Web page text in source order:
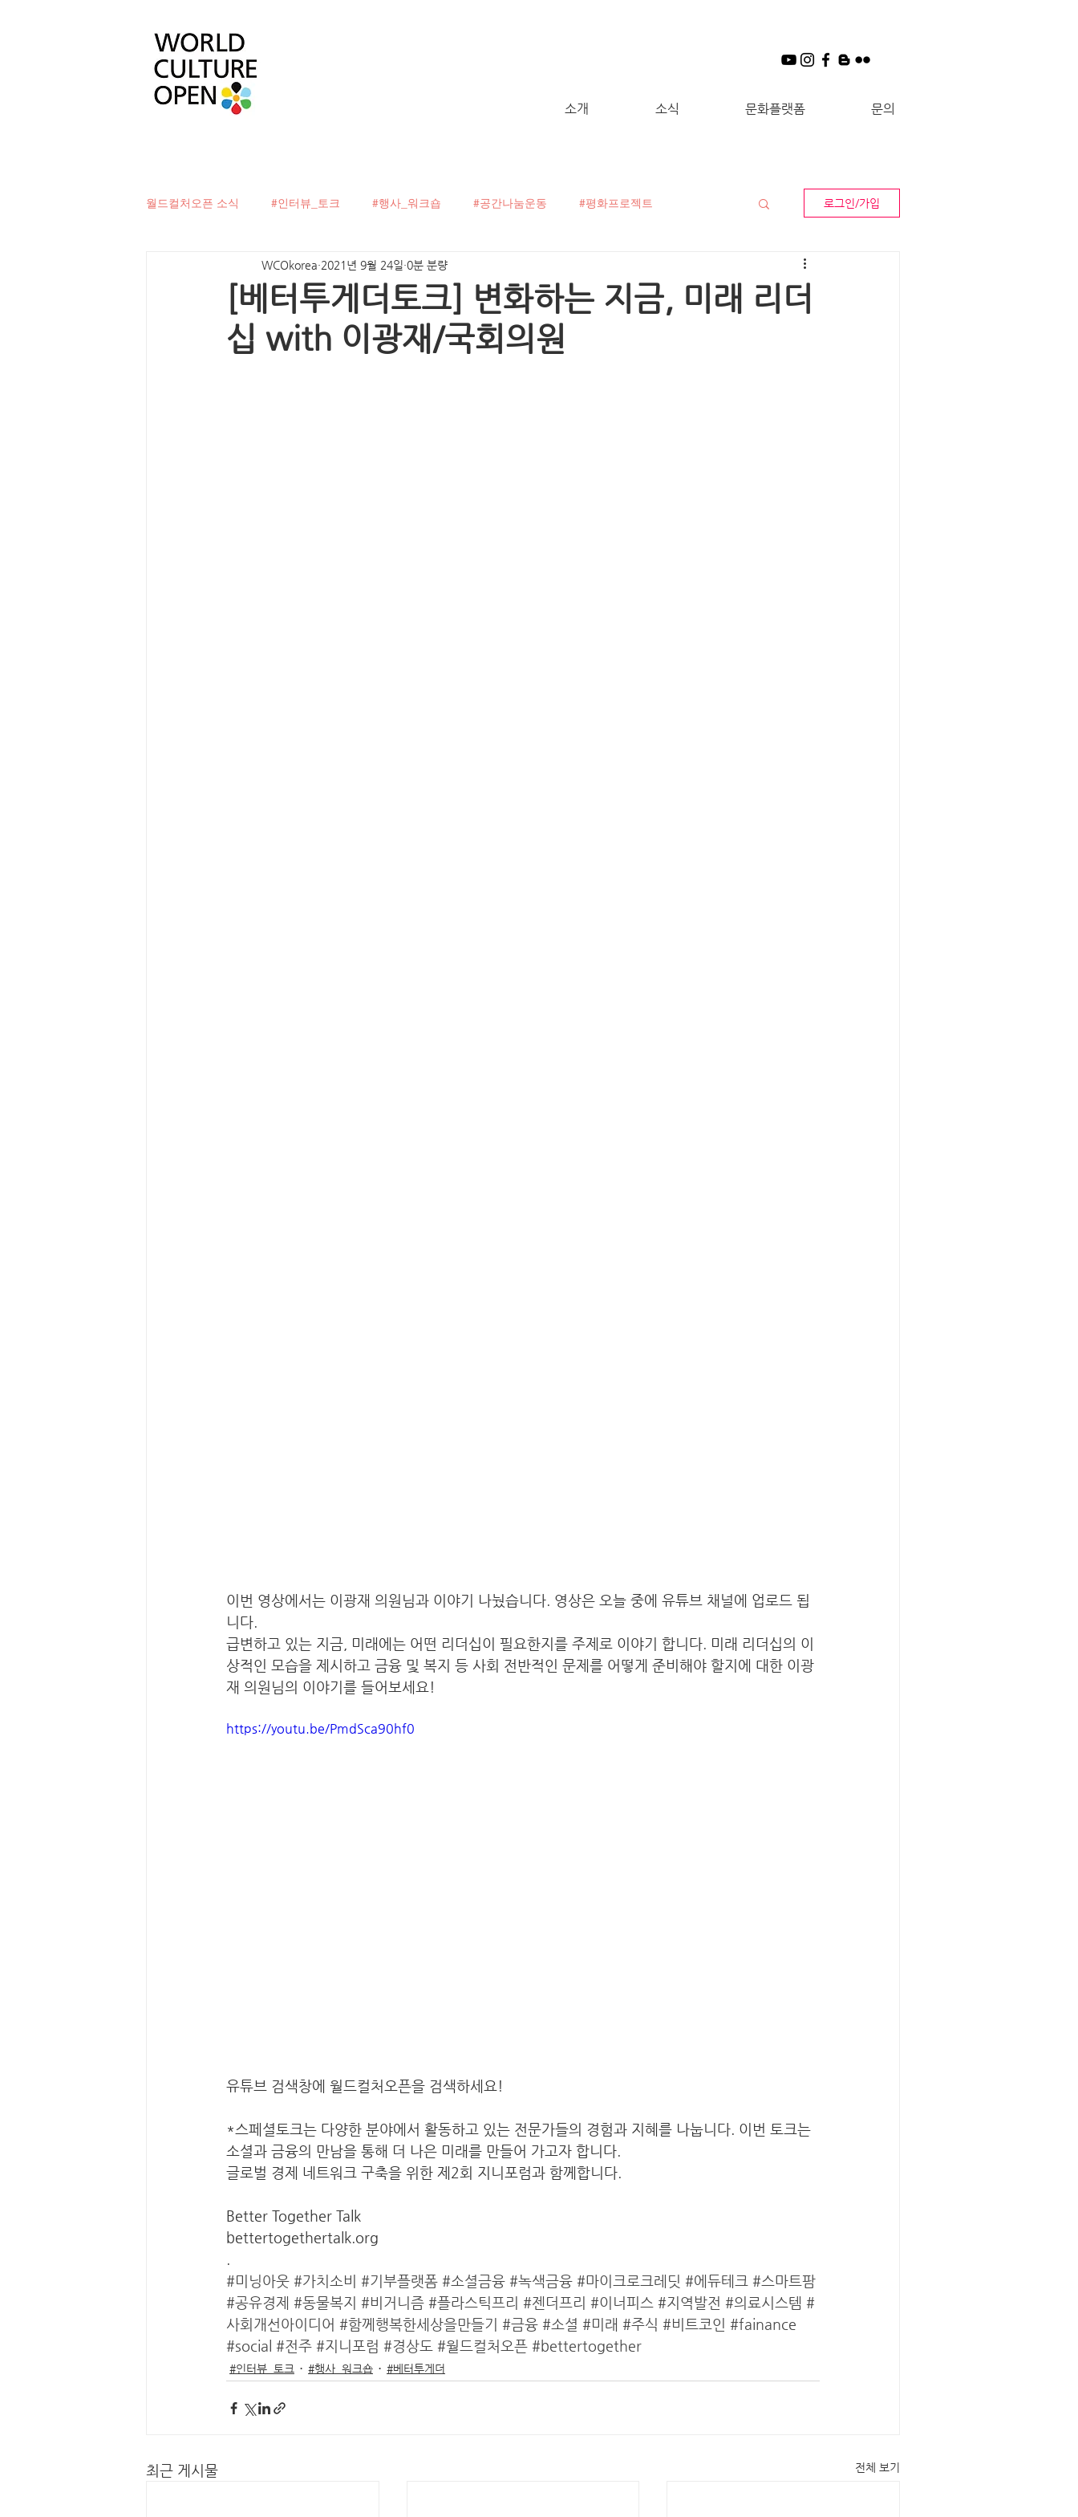
소개 소식 문화플랫폼 문의
월드컬처오픈 소식 #인터뷰_토크 #행사_워크숍 #공간나눔운동 #평화프로젝트
#컬처디자이너발굴캠페인 #C!talk
#문화로벽을허물다
로그인/가입
[베터투게더토크] 변화하는 지금, 미래 리더
십 with 이광재/국회의원
WCOkorea 2021년 9월 24일 0분 분량
이번 영상에서는 이광재 의원님과 이야기 나눴습니다. 영상은 오늘 중에 유튜브 채널에 업로드 됩
니다.
급변하고 있는 지금, 미래에는 어떤 리더십이 필요한지를 주제로 이야기 합니다. 미래 리더십의 이
상적인 모습을 제시하고 금융 및 복지 등 사회 전반적인 문제를 어떻게 준비해야 할지에 대한 이광
재 의원님의 이야기를 들어보세요!
https://youtu.be/PmdSca90hf0
유튜브 검색창에 월드컬처오픈을 검색하세요!
*스페셜토크는 다양한 분야에서 활동하고 있는 전문가들의 경험과 지혜를 나눕니다. 이번 토크는
소셜과 금융의 만남을 통해 더 나은 미래를 만들어 가고자 합니다.
글로벌 경제 네트워크 구축을 위한 제2회 지니포럼과 함께합니다.
Better Together Talk
bettertogethertalk.org
.
#미닝아웃 #가치소비 #기부플랫폼 #소셜금융 #녹색금융 #마이크로크레딧 #에듀테크 #스마트팜
#공유경제 #동물복지 #비거니즘 #플라스틱프리 #젠더프리 #이너피스 #지역발전 #의료시스템 #
사회개선아이디어 #함께행복한세상을만들기 #금융 #소셜 #미래 #주식 #비트코인 #fainance
#social #전주 #지니포럼 #경상도 #월드컬처오픈 #bettertogether
#인터뷰_토크 #행사_워크숍 #베터투게더
최근 게시물 전체 보기